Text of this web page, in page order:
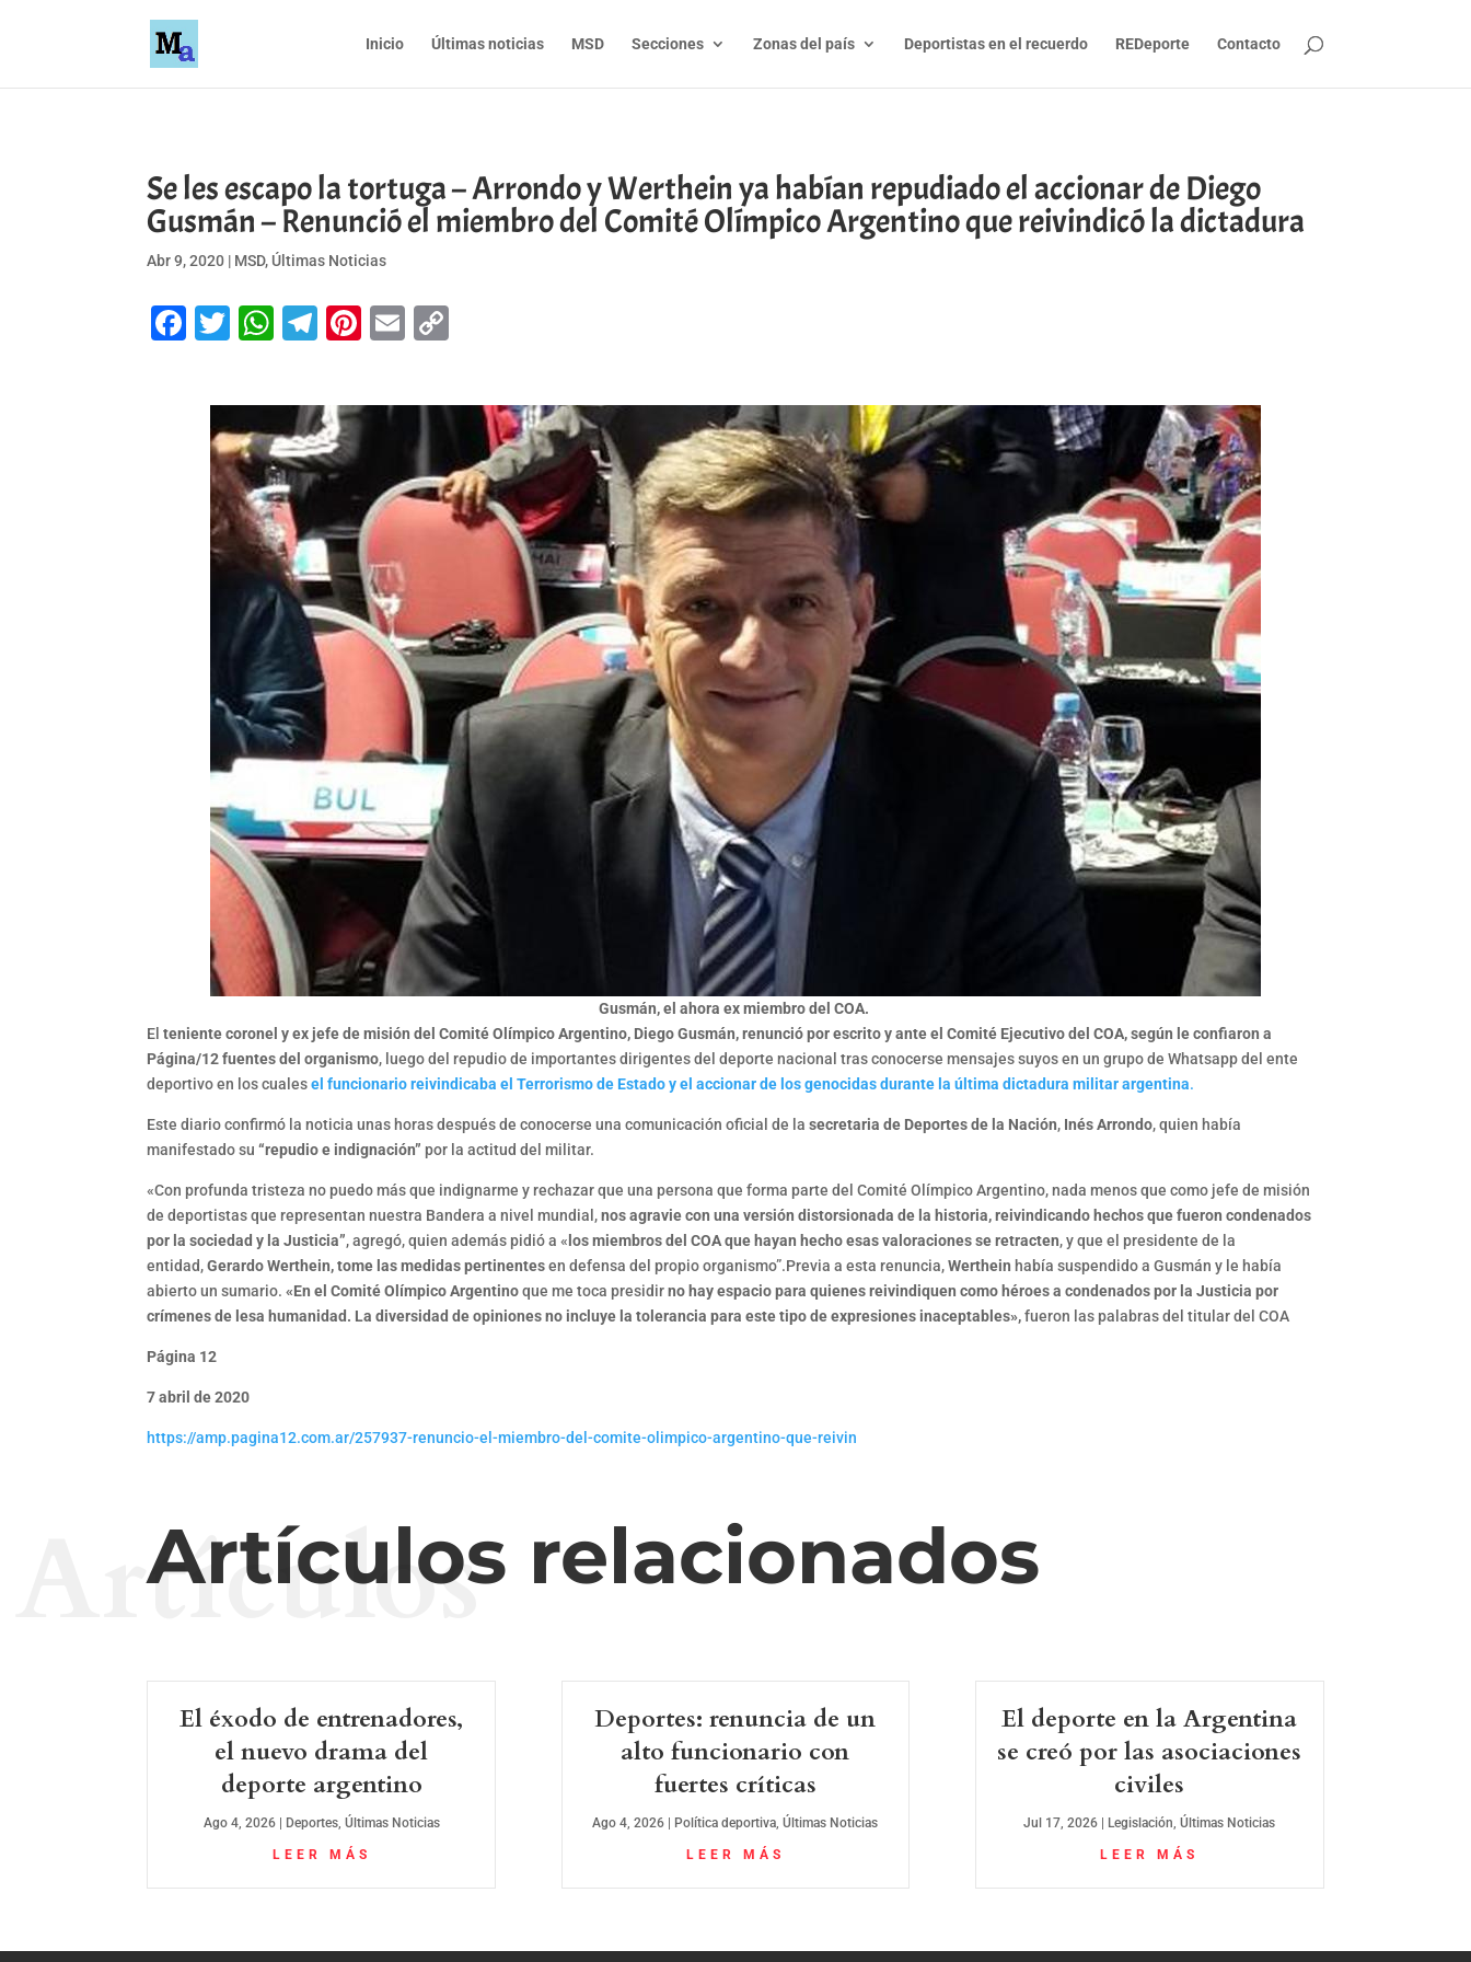
Inicio Últimas noticias MSD Secciones Zonas del país Deportistas en el recuerdo REDeporte Contacto
Se les escapo la tortuga – Arrondo y Werthein ya habían repudiado el accionar de Diego
Gusmán – Renunció el miembro del Comité Olímpico Argentino que reivindicó la dictadura
Abr 9, 2020 | MSD, Últimas Noticias
Facebook
Twitter
WhatsApp
Telegram
Pinterest
Email
Gusmán, el ahora ex miembro del COA.
Elteniente coronel y ex jefe de misión del Comité Olímpico Argentino, Diego Gusmán, renunció por escrito y ante el Comité Ejecutivo del COA, según le confiaron a
Página/12 fuentes del organismo, luego del repudio de importantes dirigentes del deporte nacional tras conocerse mensajes suyos en un grupo de Whatsapp del ente
deportivo en los cualesel funcionario reivindicaba el Terrorismo de Estado y el accionar de los genocidas durante la última dictadura militar argentina.
Este diario confirmó la noticia unas horas después de conocerse una comunicación oficial de lasecretaria de Deportes de la Nación, Inés Arrondo, quien había
manifestado su“repudio e indignación” por la actitud del militar.
«Con profunda tristeza no puedo más que indignarme y rechazar que una persona que forma parte del Comité Olímpico Argentino, nada menos que como jefe de misión
de deportistas que representan nuestra Bandera a nivel mundial,nos agravie con una versión distorsionada de la historia, reivindicando hechos que fueron condenados
por la sociedad y la Justicia”, agregó, quien además pidió a « los miembros del COA que hayan hecho esas valoraciones se retracten, y que el presidente de la
entidad,Gerardo Werthein, tome las medidas pertinentesen defensa del propio organismo”.Previa a esta renuncia,Werthein había suspendido a Gusmán y le había
abierto un sumario.«En el Comité Olímpico Argentinoque me toca presidirno hay espacio para quienes reivindiquen como héroes a condenados por la Justicia por
crímenes de lesa humanidad. La diversidad de opiniones no incluye la tolerancia para este tipo de expresiones inaceptables»,fueron las palabras del titular del COA
Página 12
7 abril de 2020
https://amp.pagina12.com.ar/257937-renuncio-el-miembro-del-comite-olimpico-argentino-que-reivin
Artículos relacionados
Artículos
El éxodo de entrenadores,
el nuevo drama del
deporte argentino
Ago 4, 2026| Deportes, Últimas Noticias
LEER MÁS
Deportes: renuncia de un
alto funcionario con
fuertes críticas
Ago 4, 2026 Política deportiva,Últimas Noticias
LEER MÁS
El deporte en la Argentina
se creó por las asociaciones
civiles
Jul 17, 2026 Legislación,Últimas Noticias
LEER MÁS